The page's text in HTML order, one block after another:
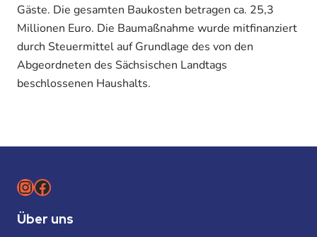
Gäste. Die gesamten Baukosten betragen ca. 25,3
Millionen Euro. Die Baumaßnahme wurde mitfinanziert
durch Steuermittel auf Grundlage des von den
Abgeordneten des Sächsischen Landtags
beschlossenen Haushalts.
Instagram
Facebook
Über uns